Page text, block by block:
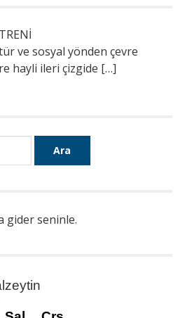
ve sosyal yönden çevre
hayli ileri çizgide […]
gider seninle.